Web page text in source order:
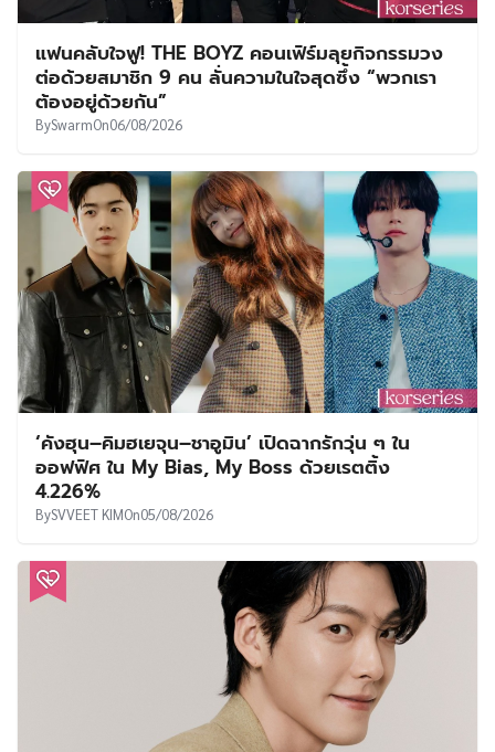
แฟนคลับใจฟู! THE BOYZ คอนเฟิร์มลุยกิจกรรมวง
ต่อด้วยสมาชิก 9 คน ลั่นความในใจสุดซึ้ง “พวกเรา
ต้องอยู่ด้วยกัน”
BySwarmOn06/08/2026
‘คังฮุน–คิมฮเยจุน–ชาอูมิน’ เปิดฉากรักวุ่น ๆ ใน
ออฟฟิศ ใน My Bias, My Boss ด้วยเรตติ้ง
4.226%
BySVVEET KIMOn05/08/2026